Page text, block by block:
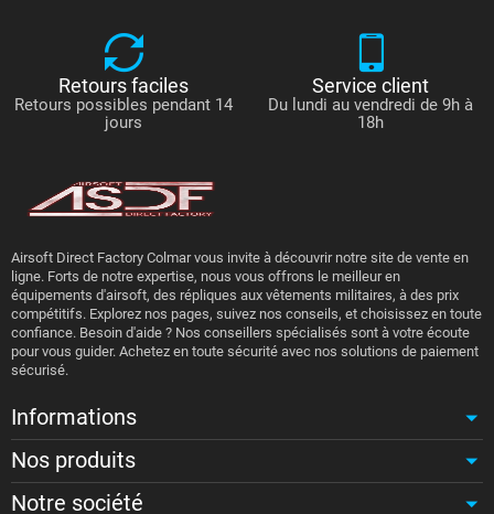
Retours faciles
Retours possibles pendant 14
jours
Service client
Du lundi au vendredi de 9h à
18h
Airsoft Direct Factory Colmar vous invite à découvrir notre site de vente en
ligne. Forts de notre expertise, nous vous offrons le meilleur en
équipements d'airsoft, des répliques aux vêtements militaires, à des prix
compétitifs. Explorez nos pages, suivez nos conseils, et choisissez en toute
confiance. Besoin d'aide ? Nos conseillers spécialisés sont à votre écoute
pour vous guider. Achetez en toute sécurité avec nos solutions de paiement
sécurisé.
Informations
Nos produits
Notre société